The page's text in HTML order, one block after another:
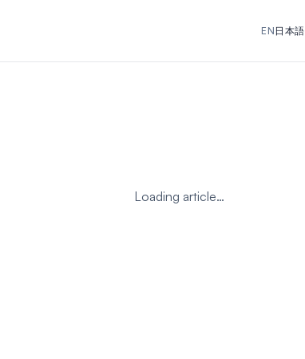
EN 日本語
Loading article…